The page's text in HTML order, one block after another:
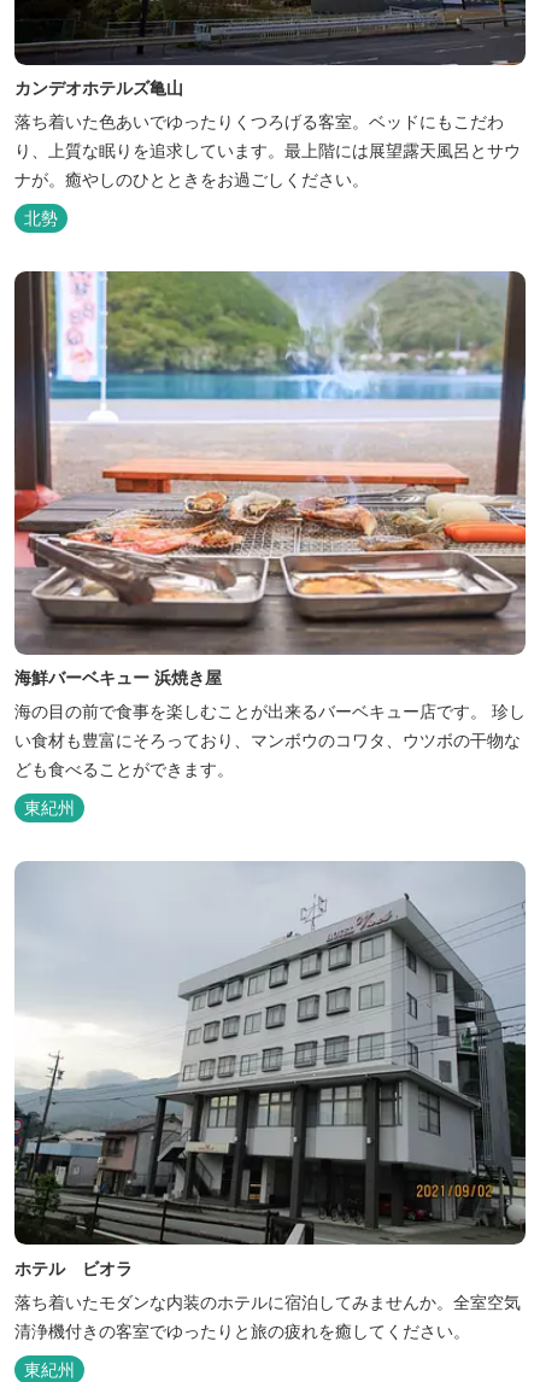
カンデオホテルズ亀山
落ち着いた色あいでゆったりくつろげる客室。ベッドにもこだわ
り、上質な眠りを追求しています。最上階には展望露天風呂とサウ
ナが。癒やしのひとときをお過ごしください。
北勢
海鮮バーベキュー 浜焼き屋
海の目の前で食事を楽しむことが出来るバーベキュー店です。 珍し
い食材も豊富にそろっており、マンボウのコワタ、ウツボの干物な
ども食べることができます。
東紀州
ホテル ビオラ
落ち着いたモダンな内装のホテルに宿泊してみませんか。全室空気
清浄機付きの客室でゆったりと旅の疲れを癒してください。
東紀州